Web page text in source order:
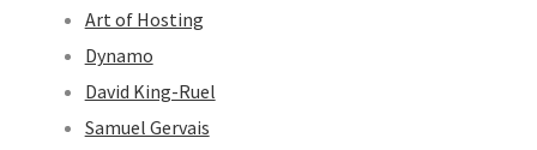
Art of Hosting
Dynamo
David King-Ruel
Samuel Gervais